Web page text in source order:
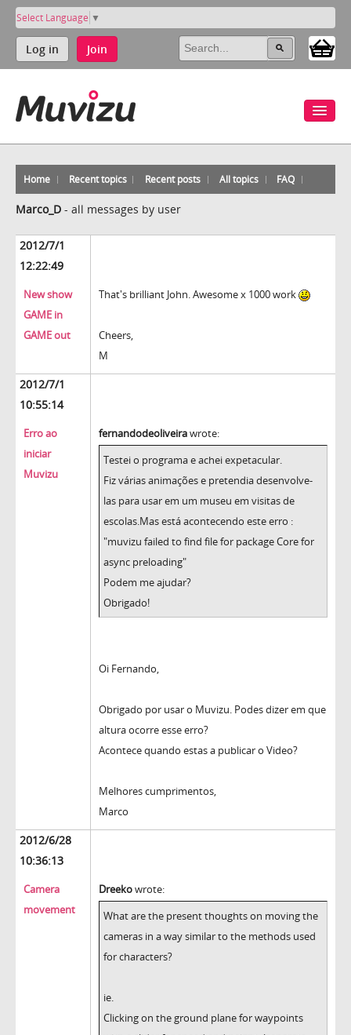
Select Language ▼
Log in Join
Home Recent topics Recent posts All topics FAQ
Marco_D - all messages by user
2012/7/1
12:22:49
New show
GAME in
GAME out
That's brilliant John. Awesome x 1000 work
Cheers,
M
2012/7/1
10:55:14
Erro ao
iniciar
Muvizu
fernandodeoliveirawrote:
Testei o programa e achei expetacular.
Fiz várias animações e pretendia desenvolve-
las para usar em um museu em visitas de
escolas.Mas está acontecendo este erro :
"muvizu failed to find file for package Core for
async preloading"
Podem me ajudar?
Obrigado!
Oi Fernando,
Obrigado por usar o Muvizu. Podes dizer em que
altura ocorre esse erro?
Acontece quando estas a publicar o Video?
Melhores cumprimentos,
Marco
2012/6/28
10:36:13
Camera
movement
Dreekowrote:
What are the present thoughts on moving the
cameras in a way similar to the methods used
for characters?
ie.
Clicking on the ground plane for waypoints